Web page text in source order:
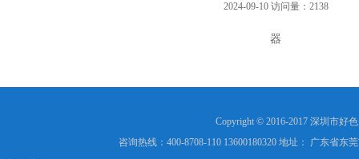
2024-09-10 访问量：2138
Copyright © 2016-2017 深圳市好
咨询热线：400-8708-110 13600180320 地址： 广东省